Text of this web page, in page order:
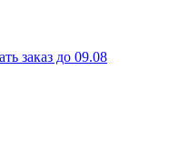
заказ до 09.08